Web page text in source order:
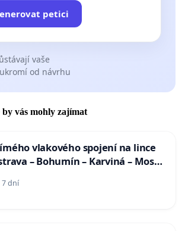
petici
vaše
od návrhu
vás mohly zajímat
vlakového spojení na lince
– Bohumín – Karviná – Mosty
7 dní